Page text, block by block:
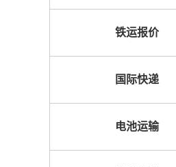
铁运报价
国际快递
电池运输